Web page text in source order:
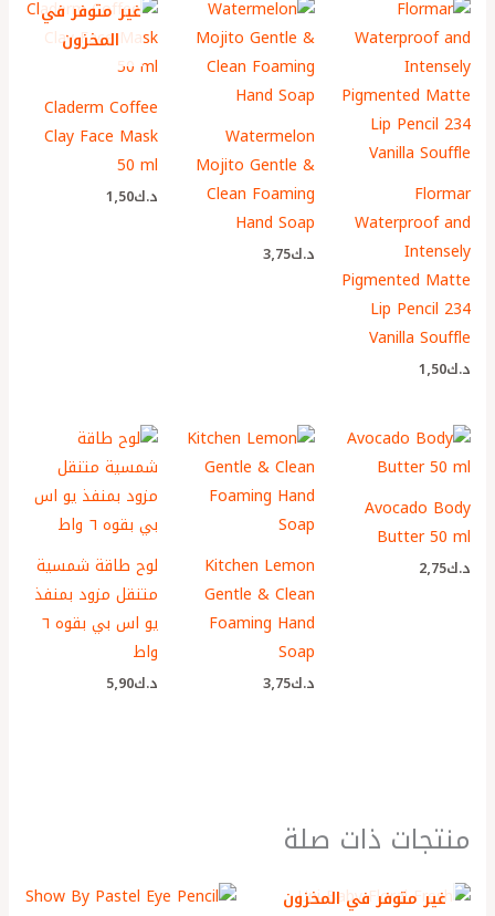
Flormar
Waterproof and
Intensely
Pigmented Matte
Lip Pencil 234
Vanilla Souffle
د.ك1٫50
Watermelon
Mojito Gentle &
Clean Foaming
Hand Soap
د.ك3٫75
غير متوفر في
المخزون
Claderm Coffee
Clay Face Mask
50 ml
د.ك1٫50
Avocado Body
Butter 50 ml
د.ك2٫75
Kitchen Lemon
Gentle & Clean
Foaming Hand
Soap
د.ك3٫75
لوح طاقة شمسية
متنقل مزود بمنفذ
يو اس بي بقوه ٦
واط
د.ك5٫90
منتجات ذات صلة
غير متوفر في المخزون